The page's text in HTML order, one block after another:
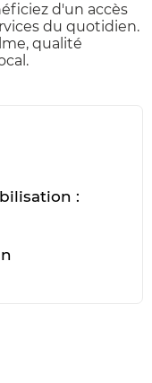
d'un accès
du quotidien.
qualité
: